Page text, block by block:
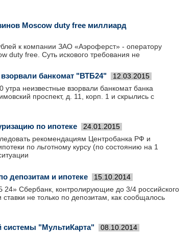
Moscow duty free миллиард
к компании ЗАО «Аэроферст» - оператору
duty free. Суть искового требования не
банкомат "ВТБ24" 12.03.2015
неизвестные взорвали банкомат банка
проспект, д. 11, корп. 1 и скрылись с
по ипотеке 24.01.2015
рекомендациям Центробанка РФ и
по льготному курсу (по состоянию на 1
депозитам и ипотеке 15.10.2014
24» Сбербанк, контролирующие до 3/4 российского
не только по депозитам, как сообщалось
системы "МультиКарта" 08.10.2014